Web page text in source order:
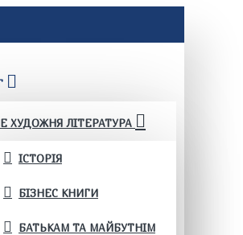
ХУДОЖНЯ ЛІТЕРАТУРА
ІСТОРІЯ
БІЗНЕС КНИГИ
БАТЬКАМ ТА МАЙБУТНІМ